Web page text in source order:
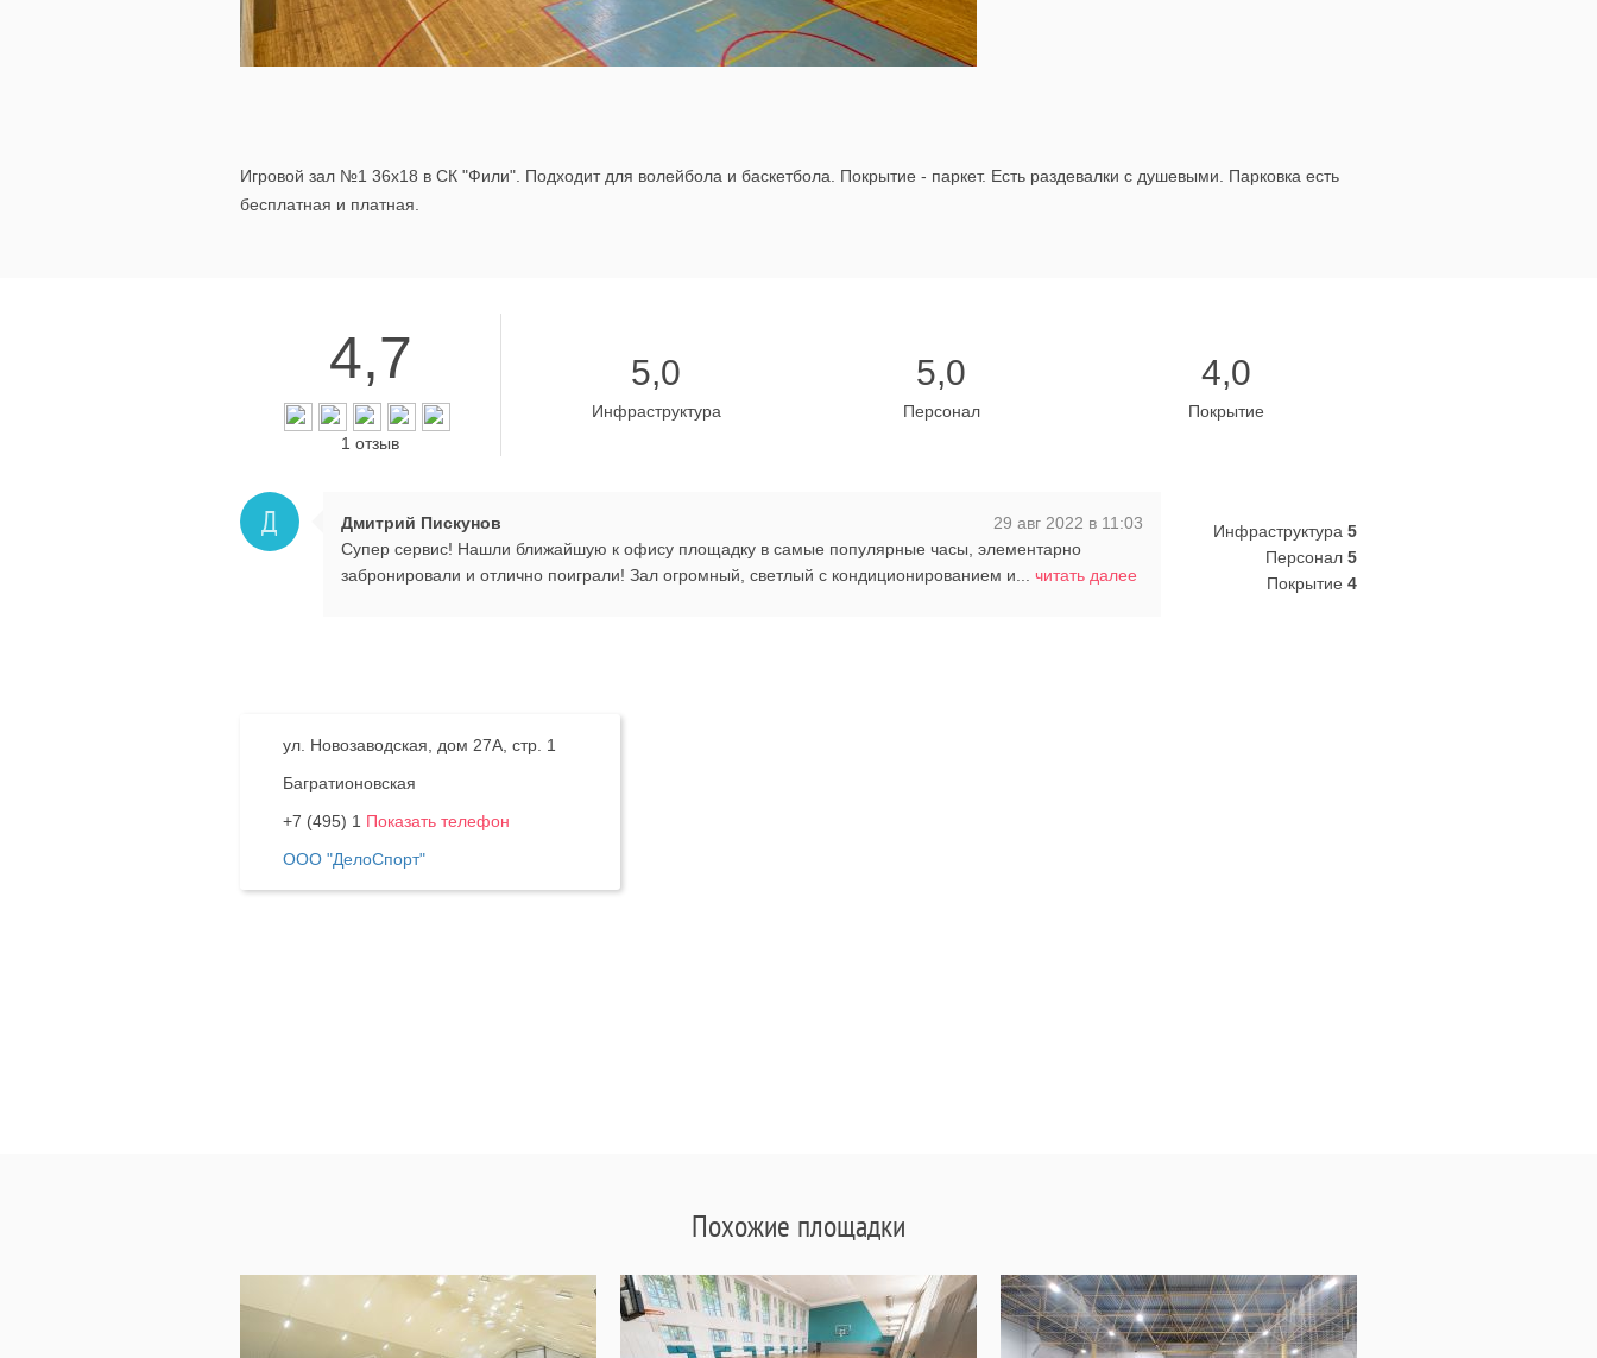
Игровой зал №1 36х18 в СК "Фили". Подходит для волейбола и баскетбола. Покрытие - паркет. Есть раздевалки с душевыми. Парковка есть
бесплатная и платная.
4,7
1 отзыв
5,0
Инфраструктура
5,0
Персонал
4,0
Покрытие
Д Дмитрий Пискунов
29 авг 2022 в 11:03
Супер сервис! Нашли ближайшую к офису площадку в самые популярные часы, элементарно
забронировали и отлично поиграли! Зал огромный, светлый с кондиционированием и... читать далее
Инфраструктура 5
Персонал 5
Покрытие 4
ул. Новозаводская, дом 27А, стр. 1
Багратионовская
+7 (495) 1 Показать телефон
ООО "ДелоСпорт"
Похожие площадки